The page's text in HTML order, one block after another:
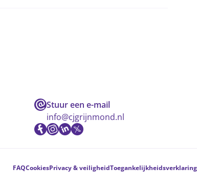
Stuur een e-mail
info@cjgrijnmond.nl
FAQCookiesPrivacy & veiligheidToegankelijkheidsverklaring